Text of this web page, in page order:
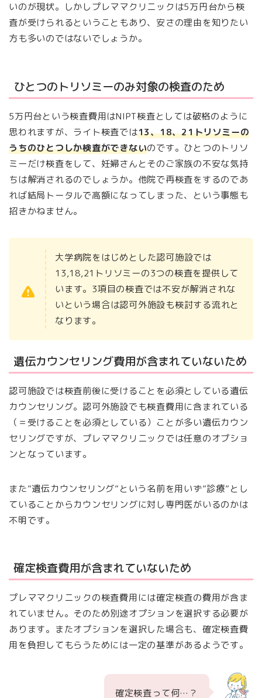
いのが現状。しかしプレママクリニックは5万円台から検
査が受けられるということもあり、安さの理由を知りたい
方も多いのではないでしょうか。
ひとつのトリソミーのみ対象の検査のため
5万円台という検査費用はNIPT検査としては破格のように
思われますが、ライト検査では13、18、21トリソミーの
うちのひとつしか検査ができないのです。ひとつのトリソ
ミーだけ検査をして、妊婦さんとそのご家族の不安な気持
ちは解消されるのでしょうか。他院で再検査をするのであ
れば結局トータルで高額になってしまった、という事態も
招きかねません。
大学病院をはじめとした認可施設では
13,18,21トリソミーの3つの検査を提供して
います。3項目の検査では不安が解消されな
いという場合は認可外施設も検討する流れと
なります。
遺伝カウンセリング費用が含まれていないため
認可施設では検査前後に受けることを必須としている遺伝
カウンセリング。認可外施設でも検査費用に含まれている
（＝受けることを必須としている）ことが多い遺伝カウン
セリングですが、プレママクリニックでは任意のオプショ
ンとなっています。
また”遺伝カウンセリング”という名前を用いず”診療”とし
ていることからカウンセリングに対し専門医がいるのかは
不明です。
確定検査費用が含まれていないため
プレママクリニックの検査費用には確定検査の費用が含ま
れていません。そのため別途オプションを選択する必要が
あります。またオプションを選択した場合も、確定検査費
用を負担してもらうためには一定の基準があるようです。
確定検査って何…？